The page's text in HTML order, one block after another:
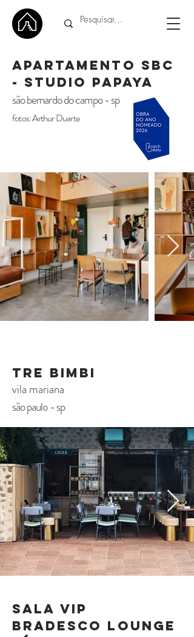
Apartamento SBC
- Studio Papaya
são bernardo do campo - sp
fotos: Arthur Duarte
TRE BIMBI
vila mariana
são paulo - sp
Sala VIP
Bradesco lounge